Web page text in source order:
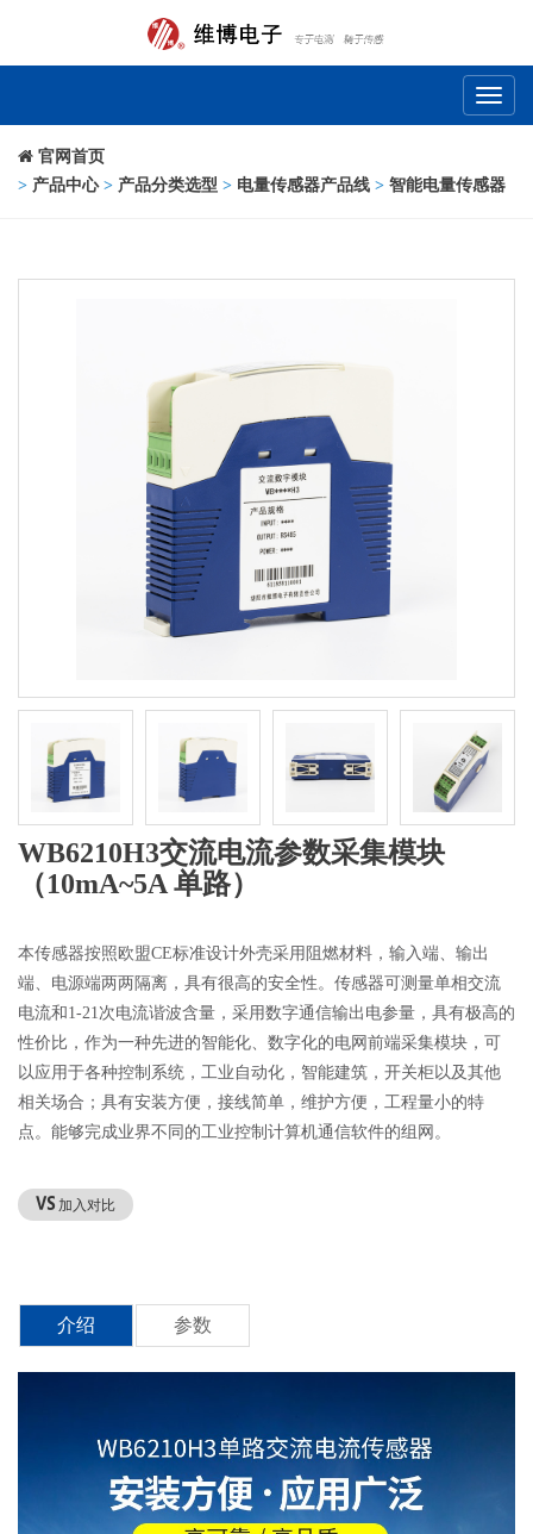
Toggle
官网首页
> 产品中心> 产品分类选型 > 电量传感器产品线 > 智能电量传感器
WB6210H3交流电流参数采集模块
（10mA~5A 单路）
本传感器按照欧盟CE标准设计外壳采用阻燃材料，输入端、输出
端、电源端两两隔离，具有很高的安全性。传感器可测量单相交流
电流和1-21次电流谐波含量，采用数字通信输出电参量，具有极高的
性价比，作为一种先进的智能化、数字化的电网前端采集模块，可
以应用于各种控制系统，工业自动化，智能建筑，开关柜以及其他
相关场合；具有安装方便，接线简单，维护方便，工程量小的特
点。能够完成业界不同的工业控制计算机通信软件的组网。
加入对比
介绍 参数